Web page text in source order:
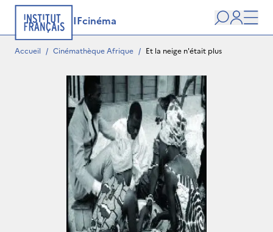
IFcinéma
user
Accueil / Cinémathèque Afrique / Et la neige n'était plus